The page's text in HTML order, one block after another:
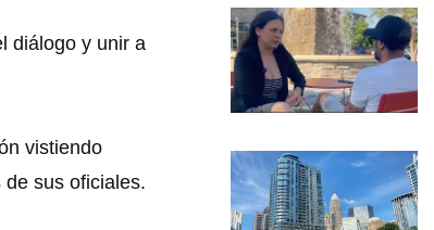
diálogo y unir a
vistiendo
sus oficiales.